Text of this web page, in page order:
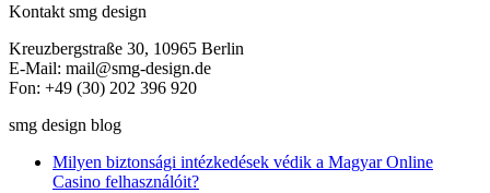
Kontakt smg design
Kreuzbergstraße 30, 10965 Berlin
E-Mail: mail@smg-design.de
Fon: +49 (30) 202 396 920
smg design blog
Milyen biztonsági intézkedések védik a Magyar Online
Casino felhasználóit?